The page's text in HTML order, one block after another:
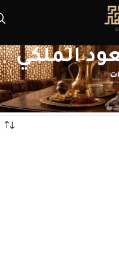
الملكي
العود الملكي”